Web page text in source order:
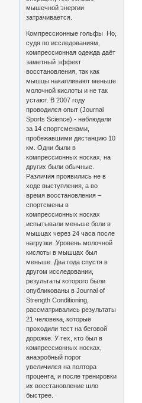
мышечной энергии
затрачивается.
Компрессионные гольфы Но,
судя по исследованиям,
компрессионная одежда даёт
заметный эффект
восстановления, так как
мышцы накапливают меньше
молочной кислоты и не так
устают. В 2007 году
проводился опыт (Journal
Sports Science) - наблюдали
за 14 спортсменами,
пробежавшими дистанцию 10
км. Одни были в
компрессионных носках, на
других были обычные.
Различия проявились не в
ходе выступления, а во
время восстановления –
спортсмены в
компрессионных носках
испытывали меньше боли в
мышцах через 24 часа после
нагрузки. Уровень молочной
кислоты в мышцах был
меньше. Два года спустя в
другом исследовании,
результаты которого были
опубликованы в Journal of
Strength Conditioning,
рассматривались результаты
21 человека, которые
проходили тест на беговой
дорожке. У тех, кто был в
компрессионных носках,
анаэробный порог
увеличился на полтора
процента, и после тренировки
их восстановление шло
быстрее.